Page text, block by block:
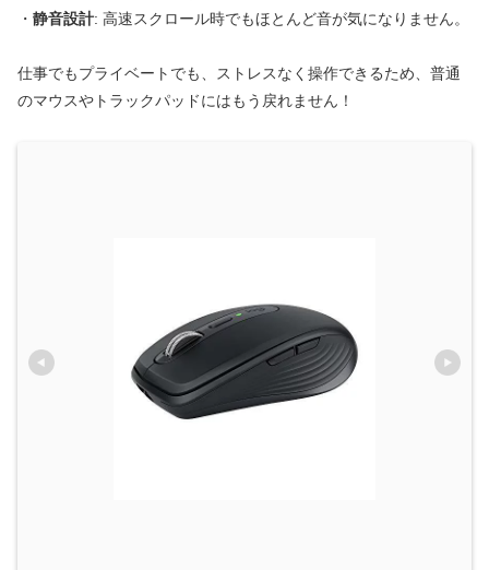
・ 静音設計: 高速スクロール時でもほとんど音が気になりません。
仕事でもプライベートでも、ストレスなく操作できるため、普通
のマウスやトラックパッドにはもう戻れません！